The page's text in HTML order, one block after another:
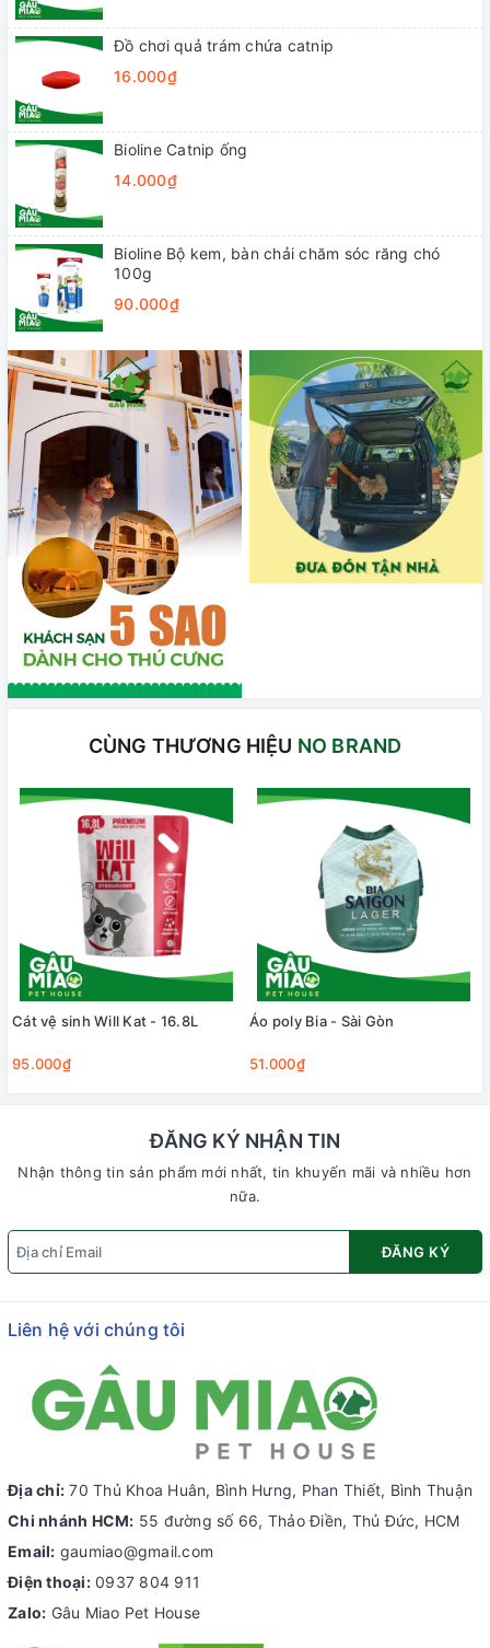
Đồ chơi quả trám chứa catnip
16.000₫
Bioline Catnip ống
14.000₫
Bioline Bộ kem, bàn chải chăm sóc răng chó
100g
90.000₫
CÙNG THƯƠNG HIỆU NO BRAND
Cát vệ sinh Will Kat - 16.8L
95.000₫
Áo poly Bia - Sài Gòn
51.000₫
ĐĂNG KÝ NHẬN TIN
Nhận thông tin sản phẩm mới nhất, tin khuyến mãi và nhiều hơn
nữa.
ĐĂNG KÝ
Liên hệ với chúng tôi
Địa chỉ: 70 Thủ Khoa Huân, Bình Hưng, Phan Thiết, Bình Thuận
Chi nhánh HCM: 55 đường số 66, Thảo Điền, Thủ Đức, HCM
Email: gaumiao@gmail.com
Điện thoại: 0937 804 911
Zalo: Gâu Miao Pet House